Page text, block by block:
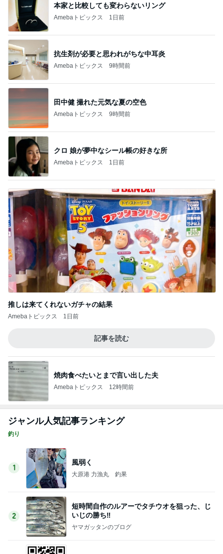
本家と比較しても変わらないリング
Amebaトピックス 1日前
抗生剤が必要と思われがちな中耳炎
Amebaトピックス 9時間前
田中健 撮れた元気な夏の空色
Amebaトピックス 9時間前
クロ 娘が夢中なシール帳の好きな所
Amebaトピックス 1日前
推しは来てくれないガチャの結果
Amebaトピックス 1日前
記事を読む
焼肉食べたいとまで言い出した夫
Amebaトピックス 12時間前
ジャンル人気記事ランキング
釣り
1
風弱く
大原港 力漁丸 釣果
2
短時間自作のルアーでタチウオを狙った、じ
いじの勝ち‼️
ヤマガッタンのブログ